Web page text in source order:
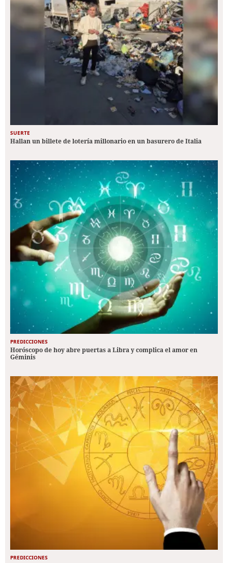
SUERTE
Hallan un billete de lotería millonario en un basurero de Italia
PREDICCIONES
Horóscopo de hoy abre puertas a Libra y complica el amor en
Géminis
PREDICCIONES